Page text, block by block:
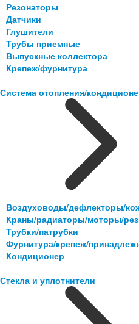
Резонаторы
Датчики
Глушители
Трубы приемные
Выпускные коллектора
Крепеж/фурнитура
Система отопления/
Воздуховоды/дефлекторы/
Краны/радиаторы/моторы/
Трубки/патрубки
Фурнитура/крепеж/
Кондиционер
Стекла и уплотнители